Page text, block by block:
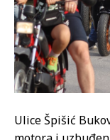
Ulice Špišić